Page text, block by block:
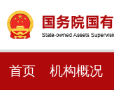
首页 机构概况